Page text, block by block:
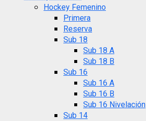
Hockey Femenino
Primera
Reserva
Sub 18
Sub 18 A
Sub 18 B
Sub 16
Sub 16 A
Sub 16 B
Sub 16 Nivelación
Sub 14